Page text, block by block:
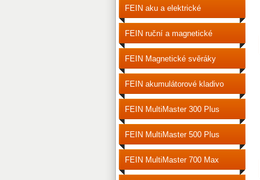
šroubováky
FEIN aku a elektrické
šroubováky
FEIN ruční a magnetické
vrtačky
FEIN Magnetické svěráky
FEIN akumulátorové kladivo
vrtací
FEIN MultiMaster 300 Plus
FEIN MultiMaster 500 Plus
FEIN MultiMaster 700 Max